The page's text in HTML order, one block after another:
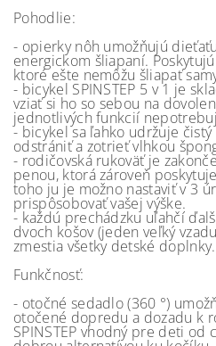
Pohodlie:
- opierky nôh umožňujú
energickom šliapaní.
ktoré ešte nemôžu šliapať
- bicykel SPINSTEP 5 v 1 je
vziať si ho so sebou na
jednotlivých funkcií
- bicykel sa ľahko udržuje
odstrániť a zotrieť vlhkou
- rodičovská rukoväť je
penou, ktorá zároveň
toho ju je možno nastaviť v 3
prispôsobovať vašej výške.
- každú prechádzku uľahčí
dvoch košov (jeden veľký
zmestia všetky detské doplnky.
Funkčnosť:
- otočné sedadlo (360 °)
otočené dopredu a dozadu k
SPINSTEP vhodný pre deti od